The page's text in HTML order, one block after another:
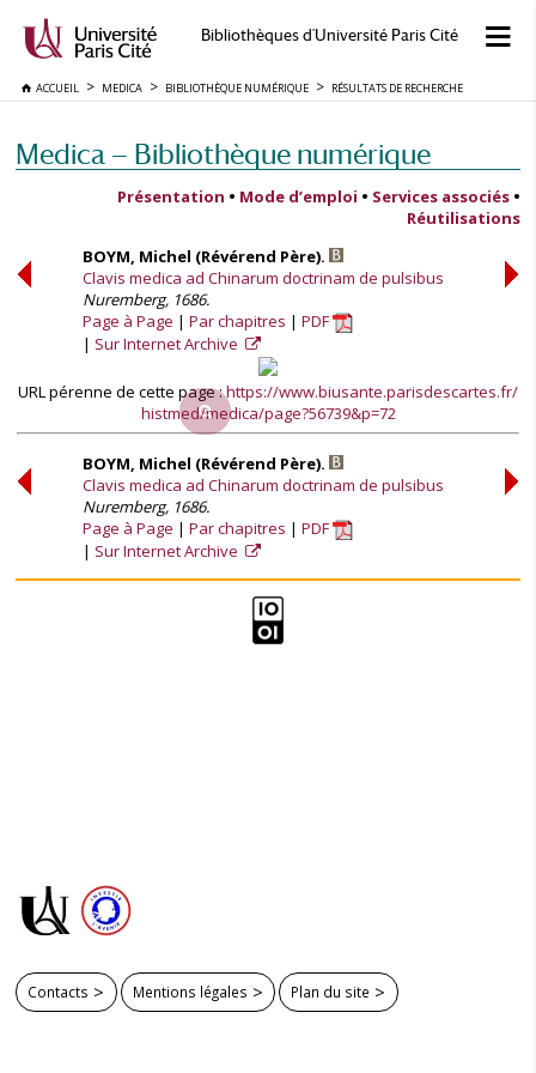
Bibliothèques d'Université Paris Cité
ACCUEIL MEDICA BIBLIOTHÈQUE NUMÉRIQUE RÉSULTATS DE RECHERCHE
Medica — Bibliothèque numérique
Présentation • Mode d’emploi • Services associés •
Réutilisations
BOYM, Michel (Révérend Père).
Clavis medica ad Chinarum doctrinam de pulsibus
Nuremberg, 1686.
Page à Page
Par chapitres
PDF
Sur Internet Archive
URL pérenne de cette page :https://www.biusante.parisdescartes.fr/
histmed/medica/page?56739&p=72
BOYM, Michel (Révérend Père).
Clavis medica ad Chinarum doctrinam de pulsibus
Nuremberg, 1686.
Page à Page
Par chapitres
PDF
Sur Internet Archive
Contacts Mentions légales Plan du site